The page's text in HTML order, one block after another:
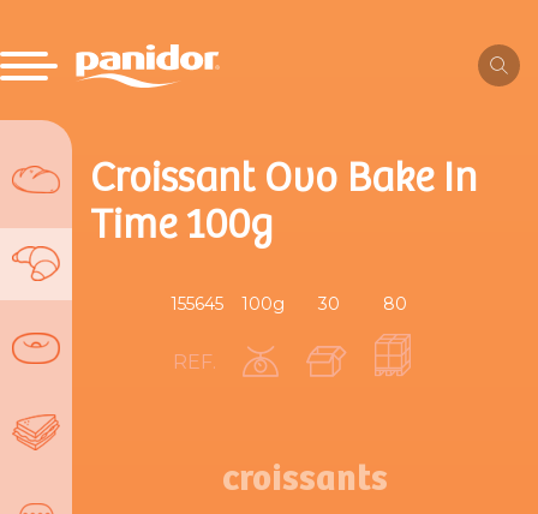
Croissant Ovo Bake In
Time 100g
REF.
155645 100g 30 80
croissants